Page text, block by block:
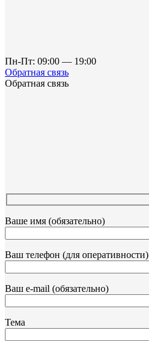
Пн-Пт: 09:00 — 19:00
Обратная связь
Обратная связь
Ваше имя (обязательно)
Ваш телефон (для оперативности)
Ваш e-mail (обязательно)
Тема